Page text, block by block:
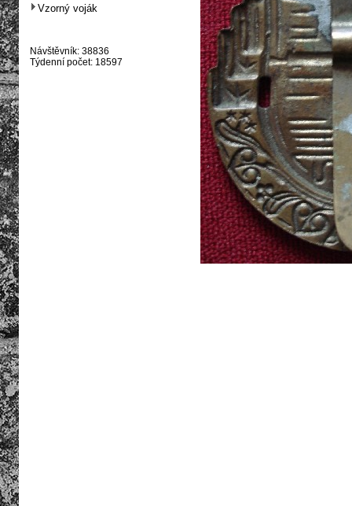
Vzorný voják
Návštěvník: 38836
Týdenní počet: 18597